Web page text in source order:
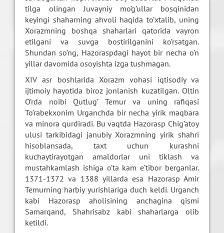
tilga olingan Juvayniy mo’g’ullar bosqinidan
keyingi shaharning ahvoli haqida to’xtalib, uning
Xorazmning boshqa shaharlari qatorida vayron
etilgani va suvga bostirilganini ko’rsatgan.
Shundan so’ng, Hazoraspdagi hayot bir necha o’n
yillar davomida osoyishta izga tushmagan.
XIV asr boshlarida Xorazm vohasi iqtisodiy va
ijtimoiy hayotida biroz jonlanish kuzatilgan. Oltin
O’rda noibi Qutlug’ Temur va uning rafiqasi
To’rabekxonim Urganchda bir necha yirik maqbara
va minora qurdiradi. Bu vaqtda Hazorasp Chig’atoy
ulusi tarkibidagi janubiy Xorazmning yirik shahri
hisoblansada, taxt uchun kurashni
kuchaytirayotgan amaldorlar uni tiklash va
mustahkamlash ishiga o’ta kam e’tibor berganlar.
1371-1372 va 1388 yillarda esa Hazorasp Amir
Temurning harbiy yurishlariga duch keldi. Urganch
kabi Hazorasp aholisining anchagina qismi
Samarqand, Shahrisabz kabi shaharlarga olib
ketildi.